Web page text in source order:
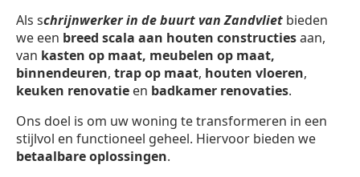
Als schrijnwerker in de buurt van Zandvliet bieden
we een breed scala aan houten constructiesaan,
van kasten op maat, meubelen op maat,
binnendeuren, trap op maat, houten vloeren,
keuken renovatie en badkamer renovaties.
Ons doel is om uw woning te transformeren in een
stijlvol en functioneel geheel. Hiervoor bieden we
betaalbare oplossingen.